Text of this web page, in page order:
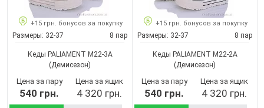
+15 грн. бонусов за покупку
Размеры: 32-37 8 пар
Кеды PALIAMENT M22-3A
(Демисезон)
Цена за пару
540 грн.
Цена за ящик
4 320 грн.
+15 грн. бонусов за покупку
Размеры: 32-37 8 пар
Кеды PALIAMENT M22-2A
(Демисезон)
Цена за пару
540 грн.
Цена за ящик
4 320 грн.